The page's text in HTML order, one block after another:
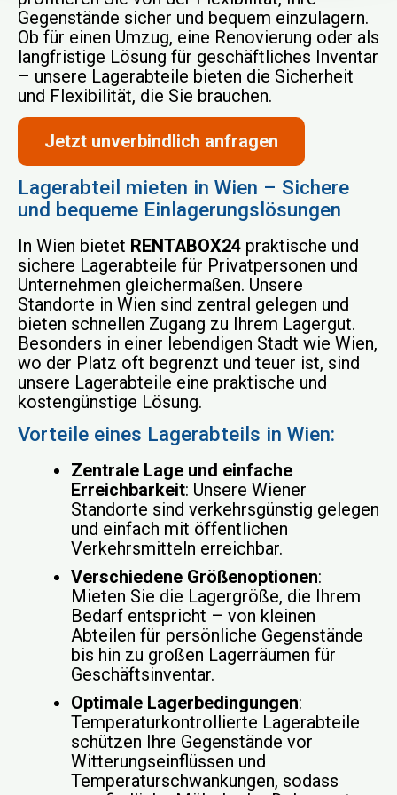
Gegenstände sicher und bequem einzulagern.
Ob für einen Umzug, eine Renovierung oder als
langfristige Lösung für geschäftliches Inventar
– unsere Lagerabteile bieten die Sicherheit
und Flexibilität, die Sie brauchen.
Jetzt unverbindlich anfragen
Lagerabteil mieten in Wien – Sichere
und bequeme Einlagerungslösungen
In Wien bietet RENTABOX24praktische und
sichere Lagerabteile für Privatpersonen und
Unternehmen gleichermaßen. Unsere
Standorte in Wien sind zentral gelegen und
bieten schnellen Zugang zu Ihrem Lagergut.
Besonders in einer lebendigen Stadt wie Wien,
wo der Platz oft begrenzt und teuer ist, sind
unsere Lagerabteile eine praktische und
kostengünstige Lösung.
Vorteile eines Lagerabteils in Wien:
Zentrale Lage und einfache
Erreichbarkeit: Unsere Wiener
Standorte sind verkehrsgünstig gelegen
und einfach mit öffentlichen
Verkehrsmitteln erreichbar.
Verschiedene Größenoptionen:
Mieten Sie die Lagergröße, die Ihrem
Bedarf entspricht – von kleinen
Abteilen für persönliche Gegenstände
bis hin zu großen Lagerräumen für
Geschäftsinventar.
Optimale Lagerbedingungen:
Temperaturkontrollierte Lagerabteile
schützen Ihre Gegenstände vor
Witterungseinflüssen und
Temperaturschwankungen, sodass